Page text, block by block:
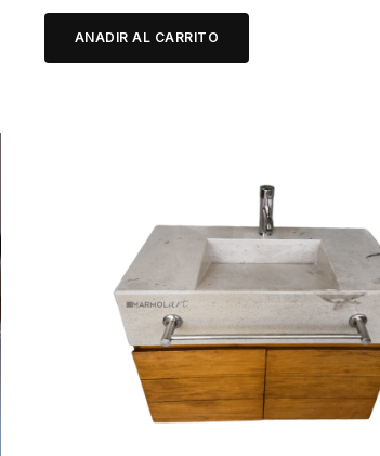
ANADIR AL CARRITO